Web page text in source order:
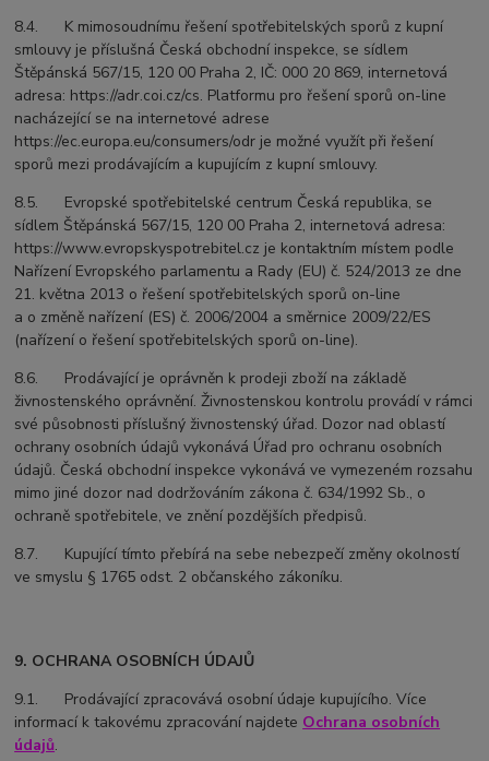
8.4. K mimosoudnímu řešení spotřebitelských sporů z kupní
smlouvy je příslušná Česká obchodní inspekce, se sídlem
Štěpánská 567/15, 120 00 Praha 2, IČ: 000 20 869, internetová
adresa: https://adr.coi.cz/cs. Platformu pro řešení sporů on-line
nacházející se na internetové adrese
https://ec.europa.eu/consumers/odr je možné využít při řešení
sporů mezi prodávajícím a kupujícím z kupní smlouvy.
8.5. Evropské spotřebitelské centrum Česká republika, se
sídlem Štěpánská 567/15, 120 00 Praha 2, internetová adresa:
https://www.evropskyspotrebitel.cz je kontaktním místem podle
Nařízení Evropského parlamentu a Rady (EU) č. 524/2013 ze dne
21. května 2013 o řešení spotřebitelských sporů on-line
a o změně nařízení (ES) č. 2006/2004 a směrnice 2009/22/ES
(nařízení o řešení spotřebitelských sporů on-line).
8.6. Prodávající je oprávněn k prodeji zboží na základě
živnostenského oprávnění. Živnostenskou kontrolu provádí v rámci
své působnosti příslušný živnostenský úřad. Dozor nad oblastí
ochrany osobních údajů vykonává Úřad pro ochranu osobních
údajů. Česká obchodní inspekce vykonává ve vymezeném rozsahu
mimo jiné dozor nad dodržováním zákona č. 634/1992 Sb., o
ochraně spotřebitele, ve znění pozdějších předpisů.
8.7. Kupující tímto přebírá na sebe nebezpečí změny okolností
ve smyslu § 1765 odst. 2 občanského zákoníku.
9. OCHRANA OSOBNÍCH ÚDAJŮ
9.1. Prodávající zpracovává osobní údaje kupujícího. Více
informací k takovému zpracování najdete Ochrana osobních
údajů.